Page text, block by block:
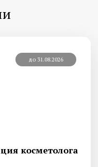
до 31.08.2026
косметолога